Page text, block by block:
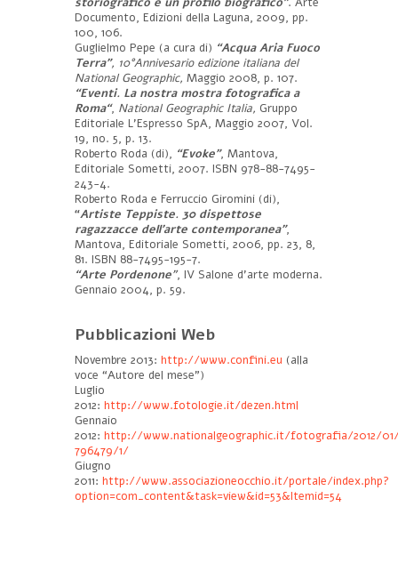
Documento, Edizioni della Laguna, 2009, pp.
100, 106.
Guglielmo Pepe (a cura di) “Acqua Aria Fuoco
Terra”, 10°Annivesario edizione italiana del
National Geographic, Maggio 2008, p. 107.
“Eventi. La nostra mostra fotografica a
Roma“, National Geographic Italia, Gruppo
Editoriale L’Espresso SpA, Maggio 2007, Vol.
19, no. 5, p. 13.
Roberto Roda (di), “Evoke”, Mantova,
Editoriale Sometti, 2007. ISBN 978-88-7495-
243-4.
Roberto Roda e Ferruccio Giromini (di),
“Artiste Teppiste. 30 dispettose
ragazzacce dell’arte contemporanea”,
Mantova, Editoriale Sometti, 2006, pp. 23, 8,
81. ISBN 88-7495-195-7.
“Arte Pordenone”, IV Salone d’arte moderna.
Gennaio 2004, p. 59.
Pubblicazioni Web
Novembre 2013: http://www.confini.eu (alla
voce “Autore del mese”)
Luglio
2012: http://www.fotologie.it/dezen.html
Gennaio
2012: http://www.nationalgeographic.it/fotografia/2012/
796479/1/
Giugno
2011: http://www.associazioneocchio.it/portale/index.php?
option=com_content&task=view&id=53&Itemid=54